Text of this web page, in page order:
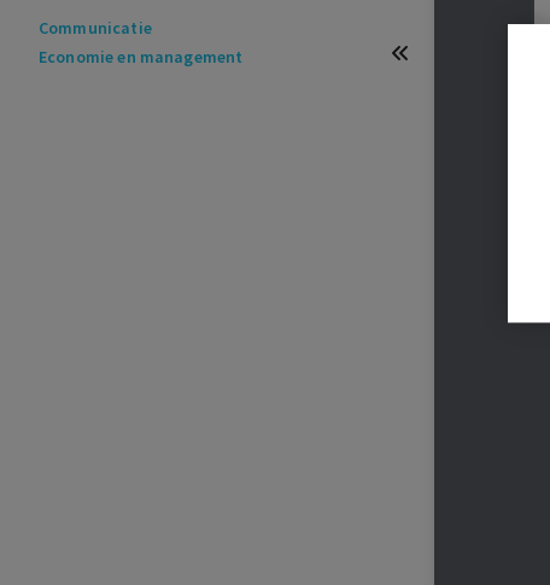
Communicatie
Economie en management